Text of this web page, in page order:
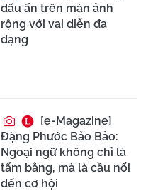
dấu ấn trên màn ảnh
rộng với vai diễn đa
dạng
[e-Magazine]
Đặng Phước Bảo Bảo:
Ngoại ngữ không chỉ là
tấm bằng, mà là cầu nối
đến cơ hội